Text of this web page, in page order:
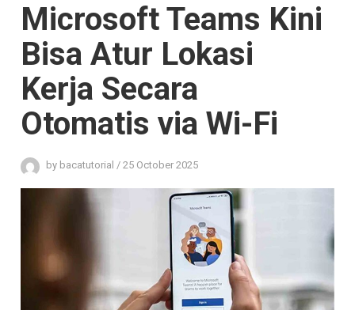
Microsoft Teams Kini
Bisa Atur Lokasi
Kerja Secara
Otomatis via Wi-Fi
by bacatutorial / 25 October 2025